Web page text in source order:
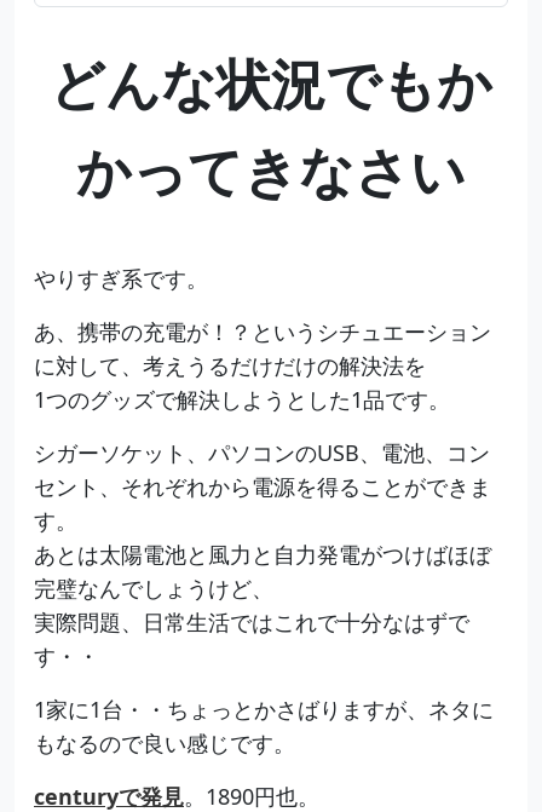
どんな状況でもか
かってきなさい
やりすぎ系です。
あ、携帯の充電が！？というシチュエーション
に対して、考えうるだけだけの解決法を
1つのグッズで解決しようとした1品です。
シガーソケット、パソコンのUSB、電池、コン
セント、それぞれから電源を得ることができま
す。
あとは太陽電池と風力と自力発電がつけばほぼ
完璧なんでしょうけど、
実際問題、日常生活ではこれで十分なはずで
す・・
1家に1台・・ちょっとかさばりますが、ネタに
もなるので良い感じです。
centuryで発見。1890円也。